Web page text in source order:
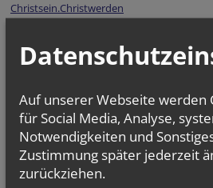
Christsein.Christwerden
PfarrCaritas und Nächstenhilfe
Auf unserer Webseite werden
für Social Media, Analyse,
Notwendigkeiten und
Zustimmung später jederzeit
zurückziehen.